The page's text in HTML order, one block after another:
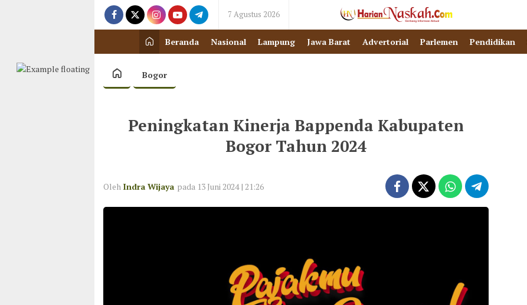
7 Agustus 2026
Beranda Nasional Lampung Jawa Barat Advertorial Parlemen Pendidikan
Bogor
Peningkatan Kinerja Bappenda Kabupaten
Bogor Tahun 2024
Oleh Indra Wijaya pada 13 Juni 2024 | 21:26